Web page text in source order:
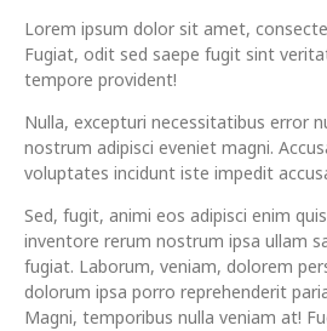
Lorem ipsum dolor sit amet,
Fugiat, odit sed saepe fugit sint
tempore provident!
Nulla, excepturi necessitatibus error
nostrum adipisci eveniet magni.
voluptates incidunt iste impedit
Sed, fugit, animi eos adipisci enim
inventore rerum nostrum ipsa ullam
fugiat. Laborum, veniam, dolorem
dolorum ipsa porro reprehenderit
Magni, temporibus nulla veniam at!